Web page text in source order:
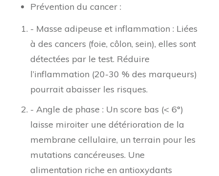
Prévention du cancer :
- Masse adipeuse et inflammation : Liées
à des cancers (foie, côlon, sein), elles sont
détectées par le test. Réduire
l’inflammation (20-30 % des marqueurs)
pourrait abaisser les risques.
- Angle de phase : Un score bas (< 6°)
laisse miroiter une détérioration de la
membrane cellulaire, un terrain pour les
mutations cancéreuses. Une
alimentation riche en antioxydants